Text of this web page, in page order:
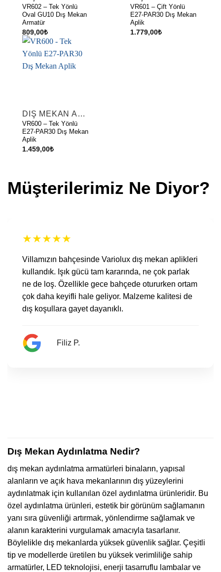
VR602 – Tek Yönlü
Oval GU10 Dış Mekan
Armatür
809,00₺
VR601 – Çift Yönlü
E27-PAR30 Dış Mekan
Aplik
1.779,00₺
DIŞ MEKAN APLIKLER
VR600 – Tek Yönlü
E27-PAR30 Dış Mekan
Aplik
1.459,00₺
Müşterilerimiz Ne Diyor?
★★★★★
Villamızın bahçesinde Variolux dış mekan aplikleri
kullandık. Işık gücü tam kararında, ne çok parlak
ne de loş. Özellikle gece bahçede otururken ortam
çok daha keyifli hale geliyor. Malzeme kalitesi de
dış koşullara gayet dayanıklı.
Filiz P.
Dış Mekan Aydınlatma Nedir?
dış mekan aydınlatma armatürleri binaların, yapısal
alanların ve açık hava mekanlarının dış yüzeylerini
aydınlatmak için kullanılan özel aydınlatma ürünleridir. Bu
özel aydınlatma ürünleri, estetik bir görünüm sağlamanın
yanı sıra güvenliği artırmak, yönlendirme sağlamak ve
alanın karakterini vurgulamak amacıyla tasarlanır.
Böylelikle dış mekanlarda yüksek güvenlik sağlar. Çeşitli
tip ve modellerde üretilen bu yüksek verimliliğe sahip
armatürler, LED teknolojisi, enerji tasarruflu lambalar ve